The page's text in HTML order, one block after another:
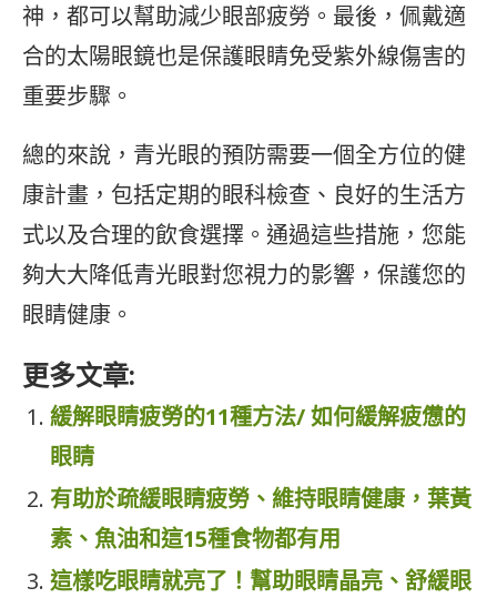
神，都可以幫助減少眼部疲勞。最後，佩戴適
合的太陽眼鏡也是保護眼睛免受紫外線傷害的
重要步驟。
總的來說，青光眼的預防需要一個全方位的健
康計畫，包括定期的眼科檢查、良好的生活方
式以及合理的飲食選擇。通過這些措施，您能
夠大大降低青光眼對您視力的影響，保護您的
眼睛健康。
更多文章:
緩解眼睛疲勞的11種方法/ 如何緩解疲憊的
眼睛
有助於疏緩眼睛疲勞、維持眼睛健康，葉黃
素、魚油和這15種食物都有用
這樣吃眼睛就亮了！幫助眼睛晶亮、舒緩眼